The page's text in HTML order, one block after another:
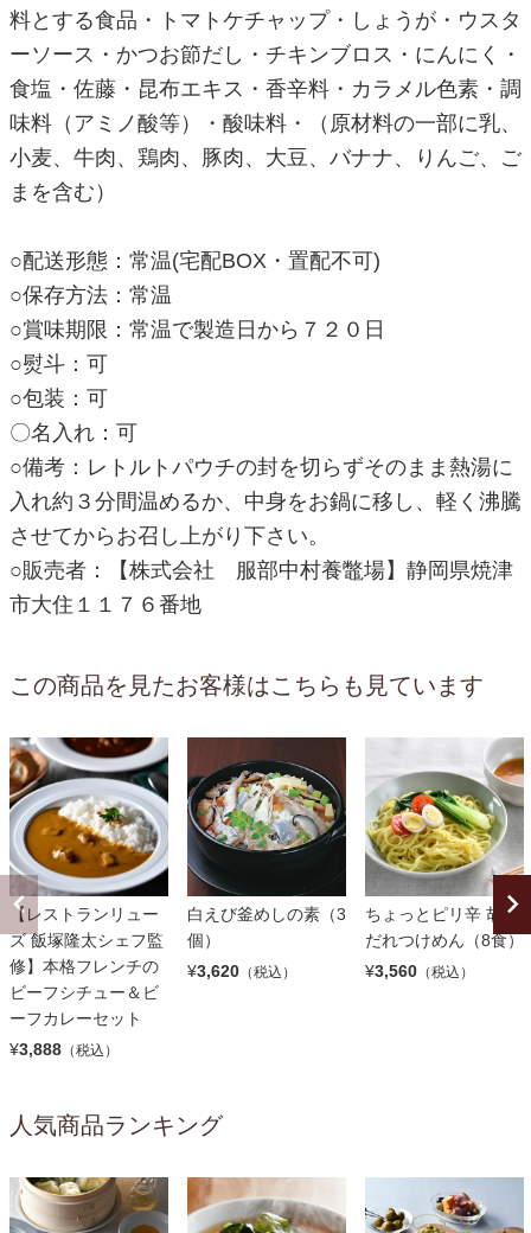
料とする食品・トマトケチャップ・しょうが・ウスタ
ーソース・かつお節だし・チキンブロス・にんにく・
食塩・佐藤・昆布エキス・香辛料・カラメル色素・調
味料（アミノ酸等）・酸味料・（原材料の一部に乳、
小麦、牛肉、鶏肉、豚肉、大豆、バナナ、りんご、ご
まを含む）
○配送形態：常温(宅配BOX・置配不可)
○保存方法：常温
○賞味期限：常温で製造日から７２０日
○熨斗：可
○包装：可
〇名入れ：可
○備考：レトルトパウチの封を切らずそのまま熱湯に
入れ約３分間温めるか、中身をお鍋に移し、軽く沸騰
させてからお召し上がり下さい。
○販売者：【株式会社 服部中村養鼈場】静岡県焼津
市大住１１７６番地
この商品を見たお客様はこちらも見ています
【レストランリュー
ズ 飯塚隆太シェフ監
修】本格フレンチの
ビーフシチュー＆ビ
ーフカレーセット
¥3,888 （税込）
白えび釜めしの素（3
個）
¥3,620 （税込）
ちょっとピリ辛 胡麻
だれつけめん（8食）
¥3,560 （税込）
人気商品ランキング